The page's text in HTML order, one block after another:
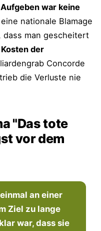
Aufgeben war keine
nationale Blamage
dass man gescheitert
Kosten der
Concorde
die Verluste nie
"Das tote
vor dem
an einer
Ziel zu lange
war, dass sie